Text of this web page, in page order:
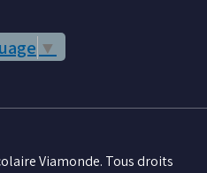
▼
Viamonde. Tous droits